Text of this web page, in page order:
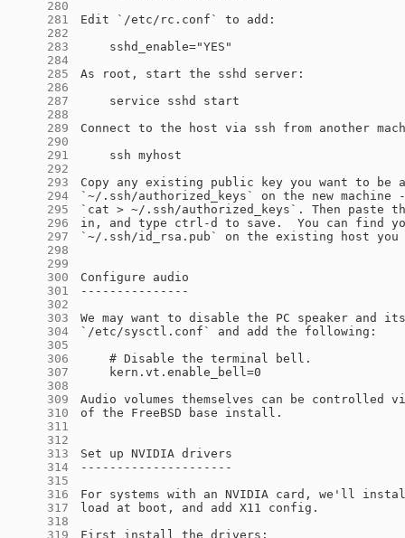
    280
    281
    282
    283
    284
    285
    286
    287
    288
    289
    290
    291
    292
    293
    294
    295
    296
    297
    298
    299
    300
    301
    302
    303
    304
    305
    306
    307
    308
    309
    310
    311
    312
    313
    314
    315
    316
    317
    318
    319